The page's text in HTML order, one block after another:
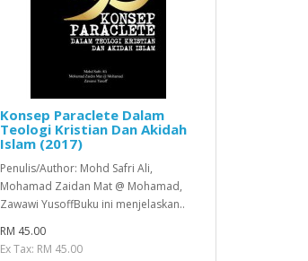
Konsep Paraclete Dalam
Teologi Kristian Dan Akidah
Islam (2017)
Penulis/Author: Mohd Safri Ali,
Mohamad Zaidan Mat @ Mohamad,
Zawawi YusoffBuku ini menjelaskan..
RM 45.00
Ex Tax: RM 45.00